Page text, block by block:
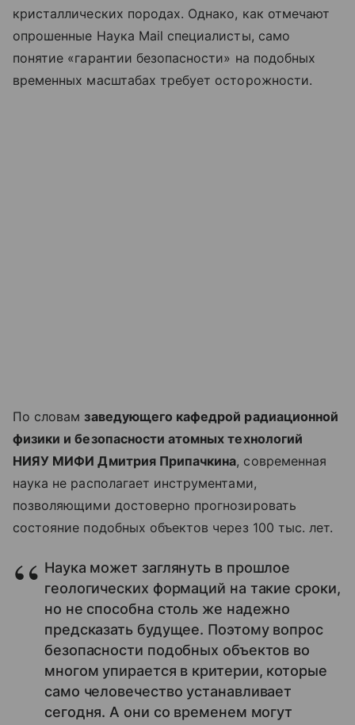
кристаллических породах. Однако, как отмечают
опрошенные Наука Mail специалисты, само
понятие «гарантии безопасности» на подобных
временных масштабах требует осторожности.
По словамзаведующего кафедрой радиационной
физики и безопасности атомных технологий
НИЯУ МИФИ Дмитрия Припачкина, современная
наука не располагает инструментами,
позволяющими достоверно прогнозировать
состояние подобных объектов через 100 тыс. лет.
Наука может заглянуть в прошлое
геологических формаций на такие сроки,
но не способна столь же надежно
предсказать будущее. Поэтому вопрос
безопасности подобных объектов во
многом упирается в критерии, которые
само человечество устанавливает
сегодня. А они со временем могут